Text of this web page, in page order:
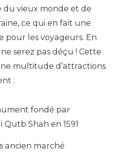
du vieux monde et de
ce qui en fait une
pour les voyageurs. En
serez pas déçu ! Cette
multitude d’attractions
:
fondé par
Shah en 1591
ancien marché